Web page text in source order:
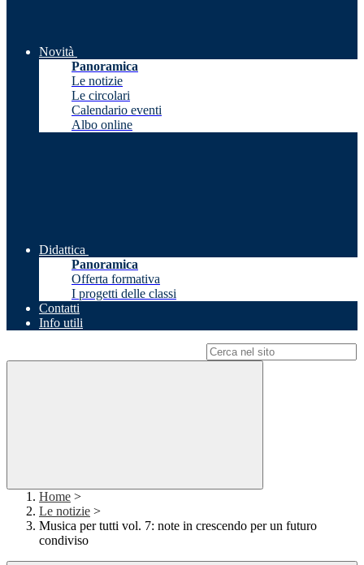
Novità
Panoramica
Le notizie
Le circolari
Calendario eventi
Albo online
Didattica
Panoramica
Offerta formativa
I progetti delle classi
Contatti
Info utili
Home >
Le notizie >
Musica per tutti vol. 7: note in crescendo per un futuro
condiviso